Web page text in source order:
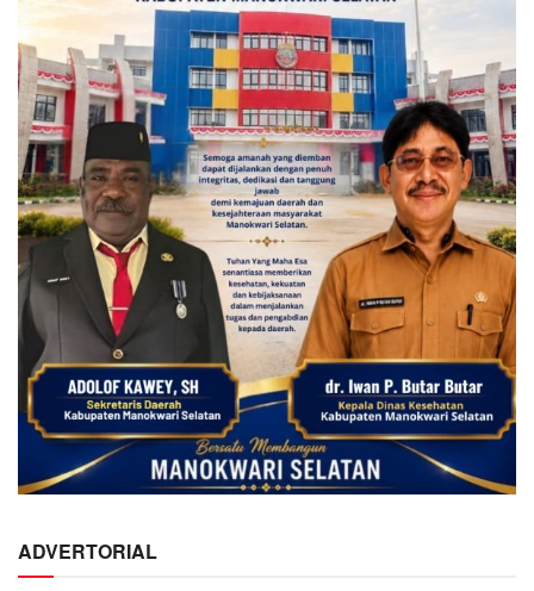
ADVERTORIAL